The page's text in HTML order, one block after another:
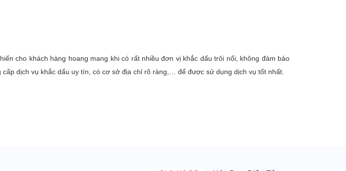
cho khách hàng hoang mang khi có rất nhiều đơn vị khắc dấu trôi nổi, không đảm bảo
dịch vụ khắc dấu uy tín, có cơ sở địa chỉ rõ ràng,… để được sử dụng dịch vụ tốt nhất.